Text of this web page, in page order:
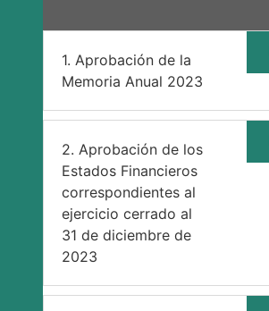
1. Aprobación de la
Memoria Anual 2023
2. Aprobación de los
Estados Financieros
correspondientes al
ejercicio cerrado al
31 de diciembre de
2023